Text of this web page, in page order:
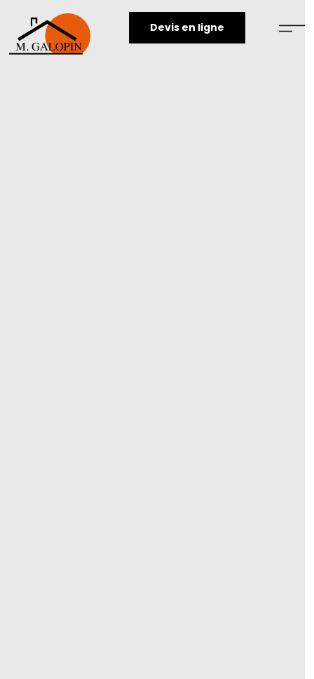
Devis en ligne